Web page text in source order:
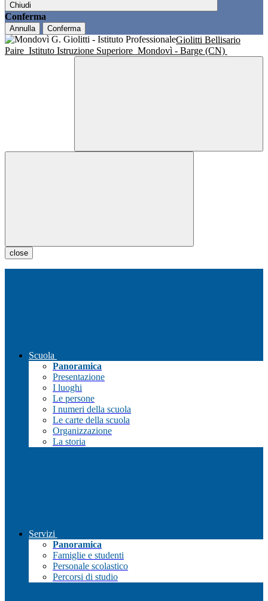
Chiudi
Conferma
Annulla Conferma
Giolitti Bellisario
Paire Istituto Istruzione Superiore Mondovì - Barge (CN)
close
Scuola
Panoramica
Presentazione
I luoghi
Le persone
I numeri della scuola
Le carte della scuola
Organizzazione
La storia
Servizi
Panoramica
Famiglie e studenti
Personale scolastico
Percorsi di studio